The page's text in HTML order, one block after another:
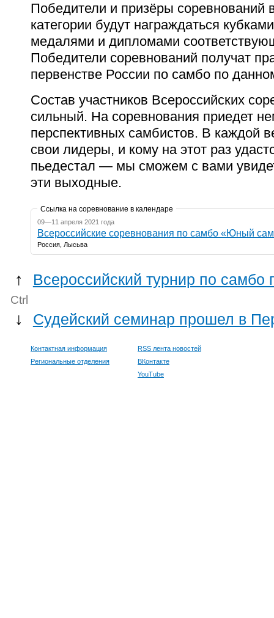
Победители и призёры соревнований
категории будут награждаться
медалями и дипломами
Победители соревнований получат
первенстве России по самбо по
Состав участников Всероссийских
сильный. На соревнования приедет
перспективных самбистов. В каждой
свои лидеры, и кому на этот раз
пьедестал — мы сможем с вами
эти выходные.
Ссылка на соревнование в календаре
09—11 апреля 2021 года
Всероссийские соревнования по самбо «Юный
Россия, Лысьва
↑ Всероссийский турнир по самбо
Ctrl
↓ Судейский семинар прошел в
Контактная информация
Региональные отделения
RSS лента новостей
ВКонтакте
YouTube